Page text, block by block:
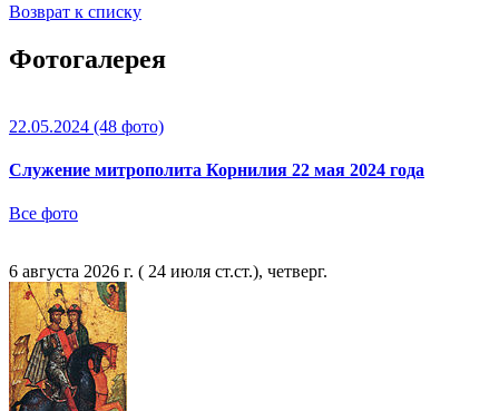
Возврат к списку
Фотогалерея
22.05.2024 (48 фото)
Служение митрополита Корнилия 22 мая 2024 года
Все фото
6 августа 2026 г. ( 24 июля ст.ст.), четверг.